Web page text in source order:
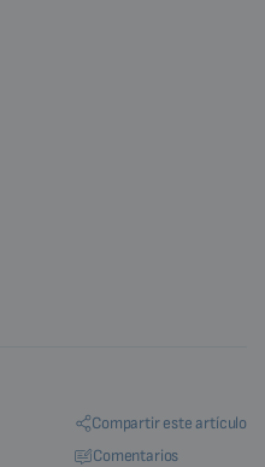
Compartir este artículo
Comentarios